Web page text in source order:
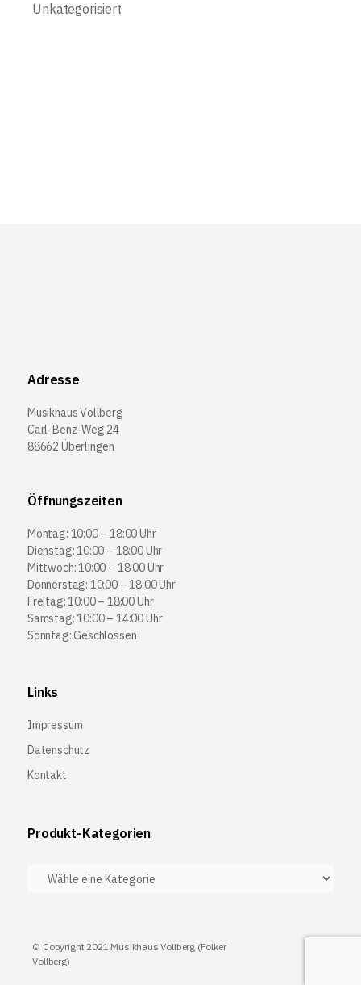
Unkategorisiert
Adresse
Musikhaus Vollberg
Carl-Benz-Weg 24
88662 Überlingen
Öffnungszeiten
Montag: 10:00 – 18:00 Uhr
Dienstag: 10:00 – 18:00 Uhr
Mittwoch: 10:00 – 18:00 Uhr
Donnerstag: 10:00 – 18:00 Uhr
Freitag: 10:00 – 18:00 Uhr
Samstag: 10:00 – 14:00 Uhr
Sonntag: Geschlossen
Links
Impressum
Datenschutz
Kontakt
Produkt-Kategorien
© Copyright 2021 Musikhaus Vollberg (Folker
Vollberg)